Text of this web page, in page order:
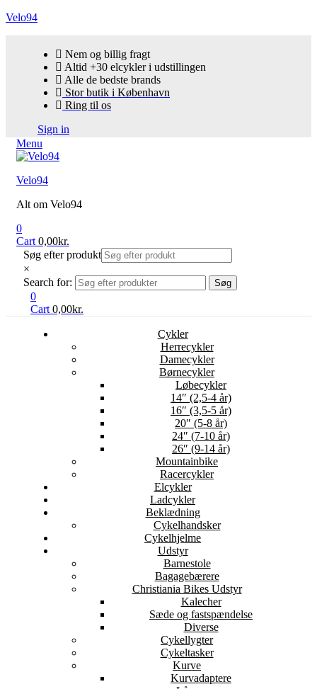
Velo94
Nem og billig fragt
Altid +30 elcykler i udstillingen
Alle de bedste brands
Stor butik i København
Ring til os
Sign in
Menu
Velo94
Alt om Velo94
0
Cart 0,00kr.
Søg efter produkt
×
Search for:
Søg
0
Cart 0,00kr.
Cykler
Herrecykler
Damecykler
Børnecykler
Løbecykler
14″ (2,5-4 år)
16″ (3,5-5 år)
20″ (5-8 år)
24″ (7-10 år)
26″ (9-14 år)
Mountainbike
Racercykler
Elcykler
Ladcykler
Beklædning
Cykelhandsker
Cykelhjelme
Udstyr
Barnestole
Bagagebærere
Christiania Bikes Udstyr
Kalecher
Sæde og fastspændelse
Diverse
Cykellygter
Cykeltasker
Kurve
Kurvadaptere